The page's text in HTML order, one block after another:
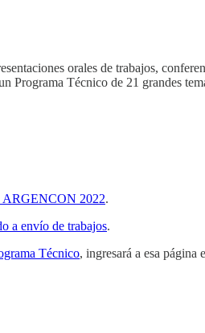
orales de trabajos,
Programa Técnico de 21 grandes
ARGENCON 2022.
a envío de trabajos.
Técnico, ingresará a esa